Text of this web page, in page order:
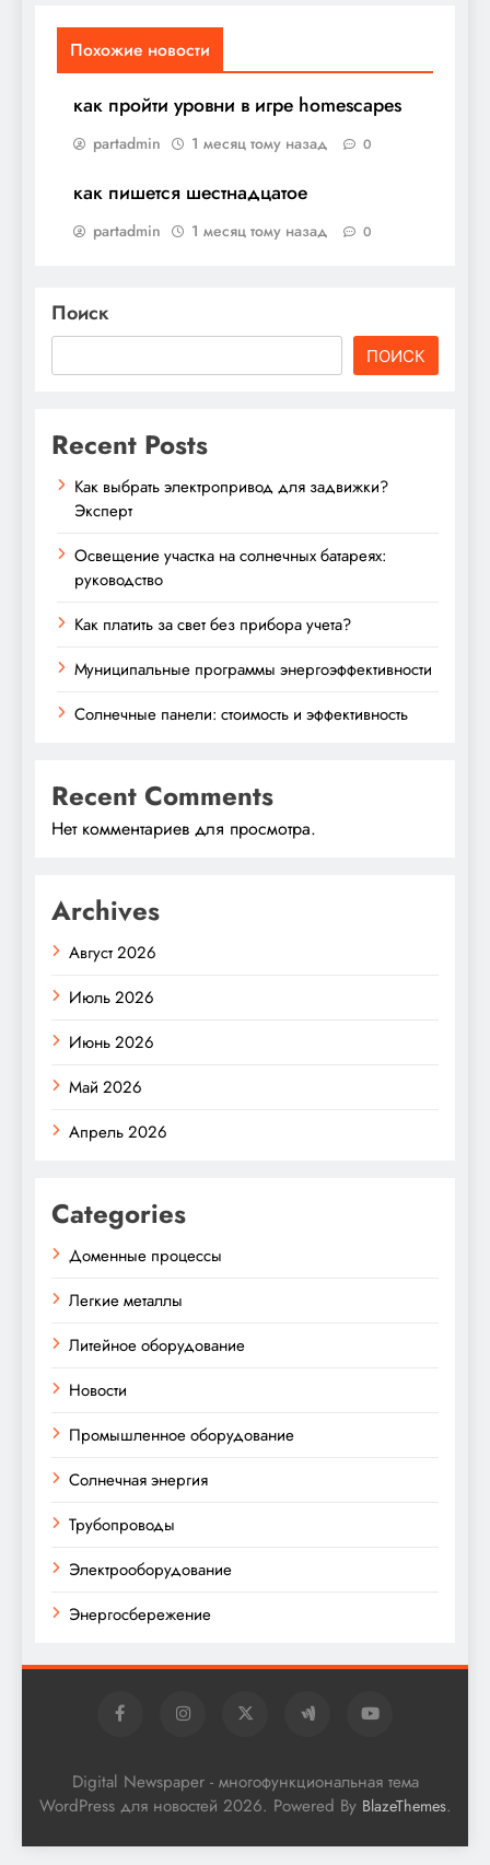
Похожие новости
как пройти уровни в игре homescapes
partadmin 1 месяц тому назад 0
как пишется шестнадцатое
partadmin 1 месяц тому назад 0
Поиск
ПОИСК
Recent Posts
Как выбрать электропривод для задвижки?
Эксперт
Освещение участка на солнечных батареях:
руководство
Как платить за свет без прибора учета?
Муниципальные программы энергоэффективности
Солнечные панели: стоимость и эффективность
Recent Comments
Нет комментариев для просмотра.
Archives
Август 2026
Июль 2026
Июнь 2026
Май 2026
Апрель 2026
Categories
Доменные процессы
Легкие металлы
Литейное оборудование
Новости
Промышленное оборудование
Солнечная энергия
Трубопроводы
Электрооборудование
Энергосбережение
Digital Newspaper - многофункциональная тема
WordPress для новостей 2026. Powered By BlazeThemes.